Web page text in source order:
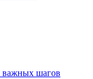
важных шагов